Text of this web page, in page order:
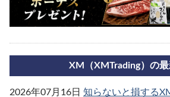
XM（XMTrading）の
2026年07月16日 知らないと損する